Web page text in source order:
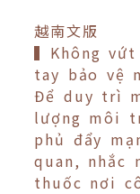
越南文版
▍Không
tay bảo vệ
Để duy trì
lượng môi
phủ đẩy
quan, nhắc
thuốc nơi